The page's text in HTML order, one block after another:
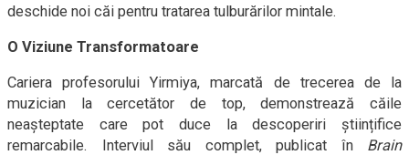
deschide noi căi pentru tratarea tulburărilor mintale.
O Viziune Transformatoare
Cariera profesorului Yirmiya, marcată de trecerea de la
muzician la cercetător de top, demonstrează căile
neașteptate care pot duce la descoperiri științifice
remarcabile. Interviul său complet, publicat în Brain